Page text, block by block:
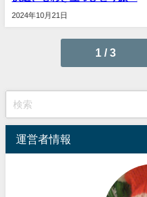
2024年10月21日
1 / 3
運営者情報